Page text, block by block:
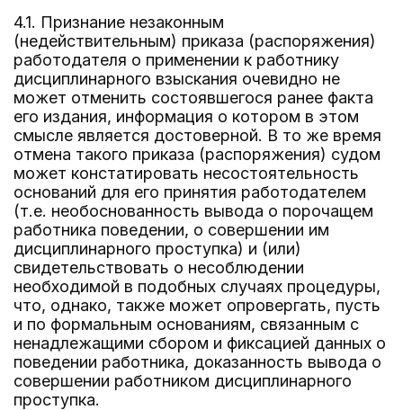
4.1. Признание незаконным
(недействительным) приказа (распоряжения)
работодателя о применении к работнику
дисциплинарного взыскания очевидно не
может отменить состоявшегося ранее факта
его издания, информация о котором в этом
смысле является достоверной. В то же время
отмена такого приказа (распоряжения) судом
может констатировать несостоятельность
оснований для его принятия работодателем
(т.е. необоснованность вывода о порочащем
работника поведении, о совершении им
дисциплинарного проступка) и (или)
свидетельствовать о несоблюдении
необходимой в подобных случаях процедуры,
что, однако, также может опровергать, пусть
и по формальным основаниям, связанным с
ненадлежащими сбором и фиксацией данных о
поведении работника, доказанность вывода о
совершении работником дисциплинарного
проступка.